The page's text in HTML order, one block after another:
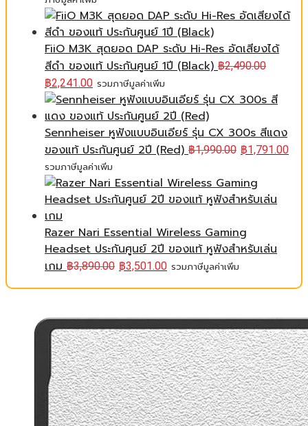
FiiO M3K สุดยอด DAP ระดับ Hi-Res อัดเสียงได้
สีดำ ของแท้ ประกันศูนย์ 1ปี (Black) ฿2,490.00
฿2,241.00 รวมภาษีมูลค่าเพิ่ม
Sennheiser หูฟังแบบอินเอียร์ รุ่น CX 300s สีแดง
ของแท้ ประกันศูนย์ 2ปี (Red) ฿1,990.00 ฿1,791.00
รวมภาษีมูลค่าเพิ่ม
Razer Nari Essential Wireless Gaming
Headset ประกันศูนย์ 2ปี ของแท้ หูฟังสำหรับเล่น
เกม ฿3,890.00 ฿3,501.00 รวมภาษีมูลค่าเพิ่ม